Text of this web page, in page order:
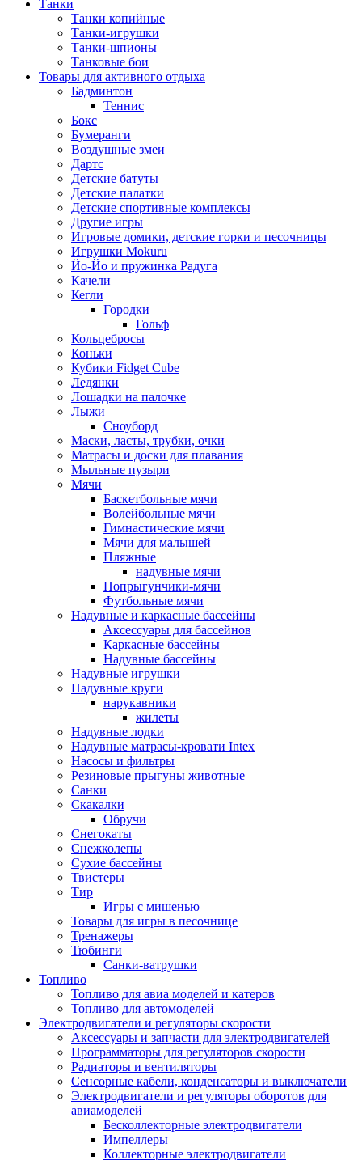
Танки
Танки копийные
Танки-игрушки
Танки-шпионы
Танковые бои
Товары для активного отдыха
Бадминтон
Теннис
Бокс
Бумеранги
Воздушные змеи
Дартс
Детские батуты
Детские палатки
Детские спортивные комплексы
Другие игры
Игровые домики, детские горки и песочницы
Игрушки Mokuru
Йо-Йо и пружинка Радуга
Качели
Кегли
Городки
Гольф
Кольцебросы
Коньки
Кубики Fidget Cube
Ледянки
Лошадки на палочке
Лыжи
Сноуборд
Маски, ласты, трубки, очки
Матрасы и доски для плавания
Мыльные пузыри
Мячи
Баскетбольные мячи
Волейбольные мячи
Гимнастические мячи
Мячи для малышей
Пляжные
надувные мячи
Попрыгунчики-мячи
Футбольные мячи
Надувные и каркасные бассейны
Аксессуары для бассейнов
Каркасные бассейны
Надувные бассейны
Надувные игрушки
Надувные круги
нарукавники
жилеты
Надувные лодки
Надувные матрасы-кровати Intex
Насосы и фильтры
Резиновые прыгуны животные
Санки
Скакалки
Обручи
Снегокаты
Снежколепы
Сухие бассейны
Твистеры
Тир
Игры с мишенью
Товары для игры в песочнице
Тренажеры
Тюбинги
Санки-ватрушки
Топливо
Топливо для авиа моделей и катеров
Топливо для автомоделей
Электродвигатели и регуляторы скорости
Аксессуары и запчасти для электродвигателей
Программаторы для регуляторов скорости
Радиаторы и вентиляторы
Сенсорные кабели, конденсаторы и выключатели
Электродвигатели и регуляторы оборотов для
авиамоделей
Бесколлекторные электродвигатели
Импеллеры
Коллекторные электродвигатели